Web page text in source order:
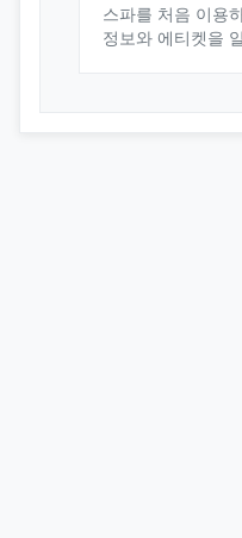
스파를 처음 이용
정보와 에티켓을